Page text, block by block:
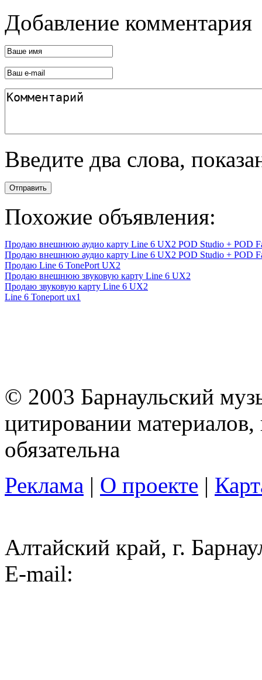
Добавление комментария
Введите два слова,
Отправить
Похожие объявления:
Продаю внешнюю аудио карту Line 6 UX2 POD Studio + POD
Продаю внешнюю аудио карту Line 6 UX2 POD Studio + POD
Продаю Line 6 TonePort UX2
Продаю внешнюю звуковую карту Line 6 UX2
Продаю звуковую карту Line 6 UX2
Line 6 Toneport ux1
© 2003 Барнаульский
цитировании
обязательна
Реклама | О проекте |
Алтайский край, г.
E-mail: